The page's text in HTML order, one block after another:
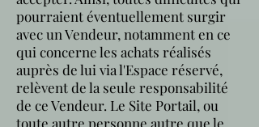
pourraient éventuellement surgir
avec un Vendeur, notamment en ce
qui concerne les achats réalisés
auprès de lui via l'Espace réservé,
relèvent de la seule responsabilité
de ce Vendeur. Le Site Portail, ou
toute autre personne autre que le